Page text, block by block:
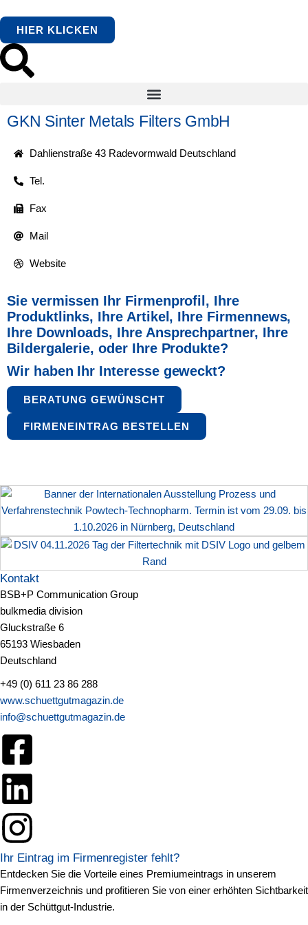
HIER KLICKEN
GKN Sinter Metals Filters GmbH
Dahlienstraße 43 Radevormwald Deutschland
Tel.
Fax
Mail
Website
Sie vermissen Ihr Firmenprofil, Ihre
Produktlinks, Ihre Artikel, Ihre Firmennews,
Ihre Downloads, Ihre Ansprechpartner, Ihre
Bildergalerie, oder Ihre Produkte?
Wir haben Ihr Interesse geweckt?
BERATUNG GEWÜNSCHT
FIRMENEINTRAG BESTELLEN
Kontakt
BSB+P Communication Group
bulkmedia division
Gluckstraße 6
65193 Wiesbaden
Deutschland
+49 (0) 611 23 86 288
www.schuettgutmagazin.de
info@schuettgutmagazin.de
Ihr Eintrag im Firmenregister fehlt?
Entdecken Sie die Vorteile eines Premiumeintrags in unserem
Firmenverzeichnis und profitieren Sie von einer erhöhten Sichtbarkeit
in der Schüttgut-Industrie.